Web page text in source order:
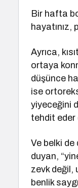
Bir hafta
hayatınız,
Ayrıca,
ortaya
düşünce
ise
yiyeceğini
tehdit eder
Ve belki de
duyan,
zevk değil,
benlik